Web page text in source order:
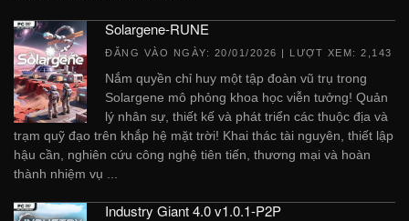
Solargene-RUNE
ĐĂNG VÀO NGÀY: 20/01/2026 | LƯỢT XEM: 2,143
Nắm quyền chỉ huy một tập đoàn vũ trụ trong
Solargene mô phỏng khoa học viễn tưởng! Quản
lý nhân sự, thiết kế và phát triển các thuộc địa và
trạm quỹ đạo trên khắp hệ mặt trời! Khai thác tài nguyên, thiết lập
hậu cần, nghiên cứu công nghệ tiên tiến, thương mại và hoàn
thành nhiệm vụ ...
Industry Giant 4.0 v1.0.1-P2P